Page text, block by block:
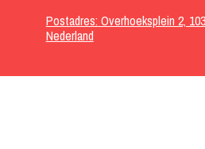
Postadres: Overhoeksplein 2,
Nederland